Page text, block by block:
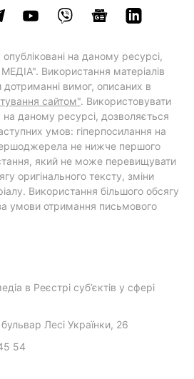
на даному ресурсі,
Використання матеріалів
вимог, описаних в
сайтом". Використовувати
даному ресурсі, дозволяється
умов: гіперпосилання на
не нижче першого
який не може перевищувати
оригінального тексту, зміни
Використання більшого обсягу
умови отримання письмового
в Реєстрі суб’єктів у сфері
Лесі Українки, 26
54